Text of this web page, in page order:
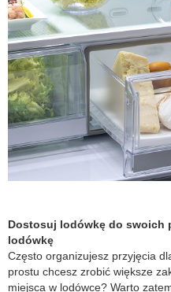
Dostosuj lodówkę do swoich
lodówkę
Często organizujesz przyjęcia
prostu chcesz zrobić większe
miejsca w lodówce? Warto